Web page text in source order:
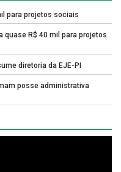
para projetos sociais
quase R$ 40 mil para projetos
diretoria da EJE-PI
posse administrativa